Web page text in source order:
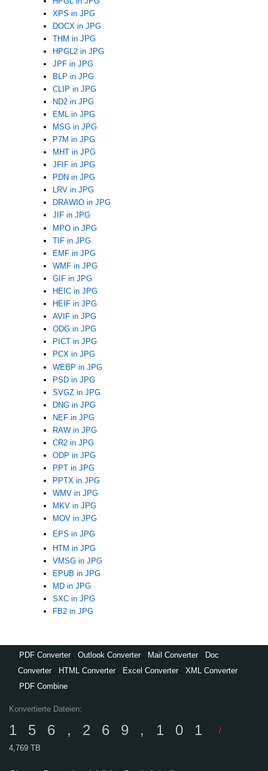
XPS in JPG
DOCX in JPG
THM in JPG
HPGL2 in JPG
JPF in JPG
BLP in JPG
CLIP in JPG
ND2 in JPG
EML in JPG
MSG in JPG
P7M in JPG
MHT in JPG
JFIF in JPG
PDN in JPG
LRV in JPG
DRAWIO in JPG
JIF in JPG
MPO in JPG
TIF in JPG
EMF in JPG
WMF in JPG
GIF in JPG
HEIC in JPG
HEIF in JPG
AVIF in JPG
ODG in JPG
PICT in JPG
PCX in JPG
WEBP in JPG
PSD in JPG
SVGZ in JPG
DNG in JPG
NEF in JPG
RAW in JPG
CR2 in JPG
ODP in JPG
PPT in JPG
PPTX in JPG
WMV in JPG
MKV in JPG
MOV in JPG
EPS in JPG
HTM in JPG
VMSG in JPG
EPUB in JPG
MD in JPG
SXC in JPG
FB2 in JPG
PDF Converter Outlook Converter Mail Converter
Doc
Converter
HTML Converter Excel Converter XML Converter
PDF Combine
Konvertierte Dateien:
156,269,101
/
4,769 TB